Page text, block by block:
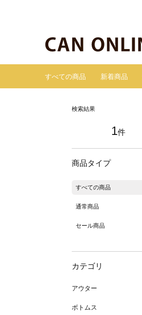
すべての商品 新着商品
検索結果
1件
商品タイプ
すべての商品
通常商品
セール商品
カテゴリ
アウター
ボトムス